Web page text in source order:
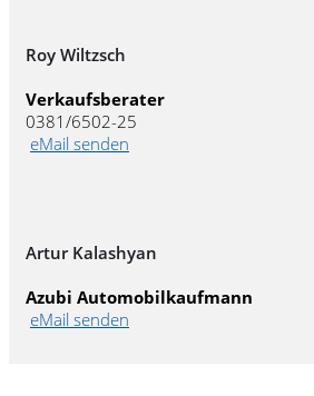
Roy Wiltzsch
Verkaufsberater
0381/6502-25
eMail senden
Artur Kalashyan
Azubi Automobilkaufmann
eMail senden